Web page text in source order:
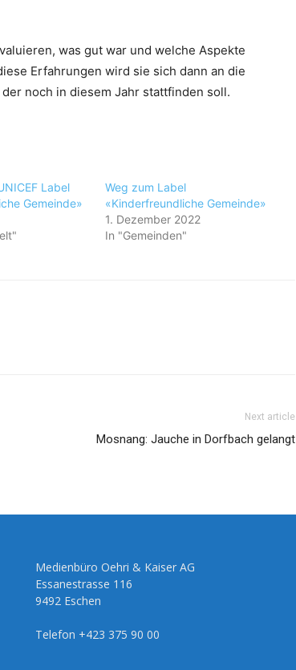
was gut war und welche Aspekte
Erfahrungen wird sie sich dann an die
noch in diesem Jahr stattfinden soll.
Label
Gemeinde»
Weg zum Label
«Kinderfreundliche Gemeinde»
1. Dezember 2022
In "Gemeinden"
Next article
Mosnang: Jauche in Dorfbach gelangt
Medienbüro Oehri & Kaiser AG
Essanestrasse 116
9492 Eschen
Telefon +423 375 90 00